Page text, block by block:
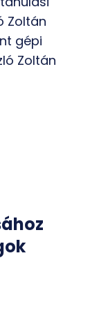
Zoltán
gépi
Zoltán